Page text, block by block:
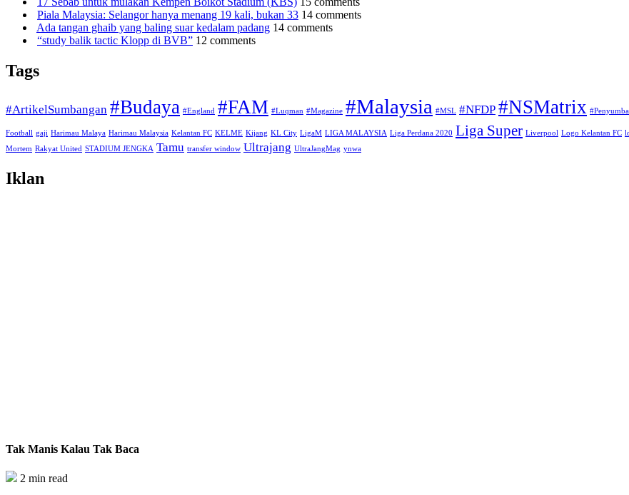
Piala Malaysia: Selangor hanya menang 19 kali, bukan 33 14 comments
Ada tangan ghaib yang baling suar kedalam padang 14 comments
“study balik tactic Klopp di BVB” 12 comments
Tags
#ArtikelSumbangan #Budaya #England #FAM #Luqman #Magazine #Malaysia #MSL #NFDP #NSMatrix
Football gaji Harimau Malaya Harimau Malaysia Kelantan FC KELME Kijang KL City LigaM LIGA MALAYSIA Liga Perdana 2020 Liga Super Liverpool Logo Kelantan FC
Mortem Rakyat United STADIUM JENGKA Tamu transfer window Ultrajang UltraJangMag ynwa
Iklan
Tak Manis Kalau Tak Baca
2 min read